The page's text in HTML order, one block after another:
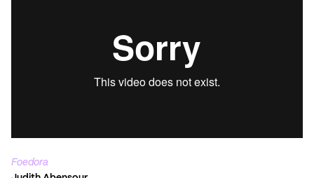
Foedora